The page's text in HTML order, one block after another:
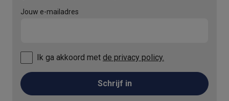
Jouw e-mailadres
Ik ga akkoord met de privacy policy.
Schrijf in